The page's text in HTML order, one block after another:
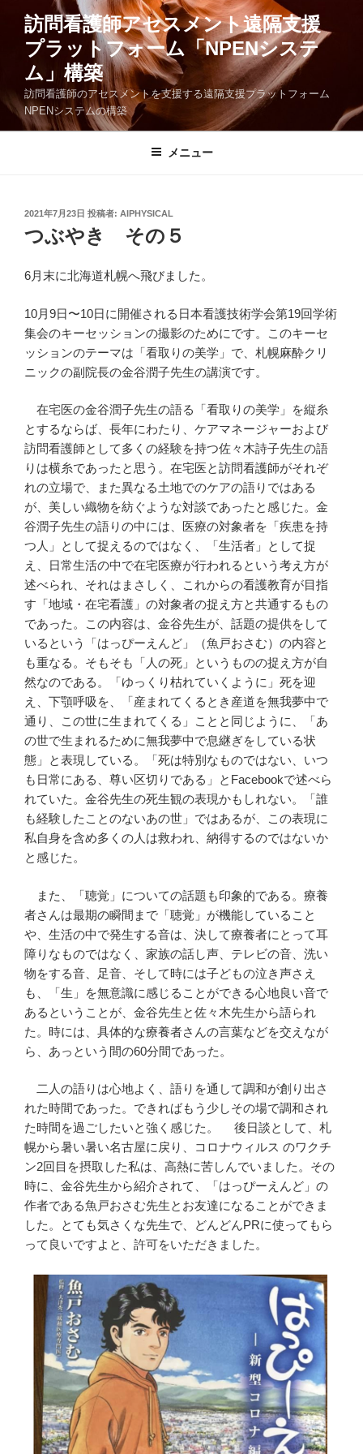
へ
訪問看護師アセスメント遠隔支援
プラットフォーム「NPENシステ
ム」構築
訪問看護師のアセスメントを支援する遠隔支援プラットフォーム
NPENシステムの構築
メニュー
投
日:
2021年7月23日 投稿者: AIPHYSICAL
つぶやき その５
6月末に北海道札幌へ飛びました。
10月9日〜10日に開催される日本看護技術学会第19回学術
集会のキーセッションの撮影のためにです。このキーセ
ッションのテーマは「看取りの美学」で、札幌麻酔クリ
ニックの副院長の金谷潤子先生の講演です。
在宅医の金谷潤子先生の語る「看取りの美学」を縦糸
とするならば、長年にわたり、ケアマネージャーおよび
訪問看護師として多くの経験を持つ佐々木詩子先生の語
りは横糸であったと思う。在宅医と訪問看護師がそれぞ
れの立場で、また異なる土地でのケアの語りではある
が、美しい織物を紡ぐような対談であったと感じた。金
谷潤子先生の語りの中には、医療の対象者を「疾患を持
つ人」として捉えるのではなく、「生活者」として捉
え、日常生活の中で在宅医療が行われるという考え方が
述べられ、それはまさしく、これからの看護教育が目指
す「地域・在宅看護」の対象者の捉え方と共通するもの
であった。この内容は、金谷先生が、話題の提供をして
いるという「はっぴーえんど」（魚戸おさむ）の内容と
も重なる。そもそも「人の死」というものの捉え方が自
然なのである。「ゆっくり枯れていくように」死を迎
え、下顎呼吸を、「産まれてくるとき産道を無我夢中で
通り、この世に生まれてくる」ことと同じように、「あ
の世で生まれるために無我夢中で息継ぎをしている状
態」と表現している。「死は特別なものではない、いつ
も日常にある、尊い区切りである」とFacebookで述べら
れていた。金谷先生の死生観の表現かもしれない。「誰
も経験したことのないあの世」ではあるが、この表現に
私自身を含め多くの人は救われ、納得するのではないか
と感じた。
また、「聴覚」についての話題も印象的である。療養
者さんは最期の瞬間まで「聴覚」が機能していること
や、生活の中で発生する音は、決して療養者にとって耳
障りなものではなく、家族の話し声、テレビの音、洗い
物をする音、足音、そして時には子どもの泣き声さえ
も、「生」を無意識に感じることができる心地良い音で
あるということが、金谷先生と佐々木先生から語られ
た。時には、具体的な療養者さんの言葉などを交えなが
ら、あっという間の60分間であった。
二人の語りは心地よく、語りを通して調和が創り出さ
れた時間であった。できればもう少しその場で調和され
た時間を過ごしたいと強く感じた。 後日談として、札
幌から暑い暑い名古屋に戻り、コロナウィルス のワクチ
ン2回目を摂取した私は、高熱に苦しんでいました。その
時に、金谷先生から紹介されて、「はっぴーえんど」の
作者である魚戸おさむ先生とお友達になることができま
した。とても気さくな先生で、どんどんPRに使ってもら
って良いですよと、許可をいただきました。